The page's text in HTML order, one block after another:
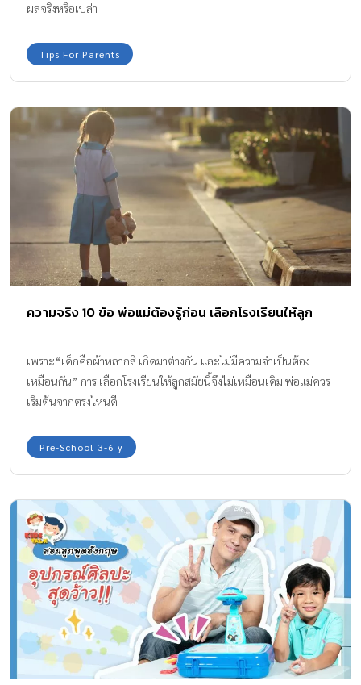
ผลจริงหรือเปล่า
Tips For Parents
ความจริง 10 ข้อ พ่อแม่ต้องรู้ก่อน เลือกโรงเรียนให้ลูก
เพราะ“เด็กคือผ้าหลากสี เกิดมาต่างกัน และไม่มีความจำเป็นต้อง
เหมือนกัน” การ เลือกโรงเรียนให้ลูกสมัยนี้จึงไม่เหมือนเดิม พ่อแม่ควร
เริ่มต้นจากตรงไหนดี
Pre-School 3-6 y